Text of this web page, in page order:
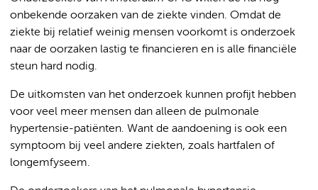
onbekende oorzaken van de ziekte vinden. Omdat de
ziekte bij relatief weinig mensen voorkomt is onderzoek
naar de oorzaken lastig te financieren en is alle financiële
steun hard nodig.
De uitkomsten van het onderzoek kunnen profijt hebben
voor veel meer mensen dan alleen de pulmonale
hypertensie-patiënten. Want de aandoening is ook een
symptoom bij veel andere ziekten, zoals hartfalen of
longemfyseem.